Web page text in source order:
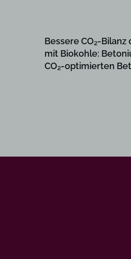
Bessere CO₂-
mit Biokohle:
CO₂-optimierten